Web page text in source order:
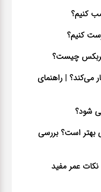
کنیم؟
کنیم؟
چیست؟
می‌کند؟ | راهنمای
شود؟
بهتر است؟ بررسی
عمر مفید